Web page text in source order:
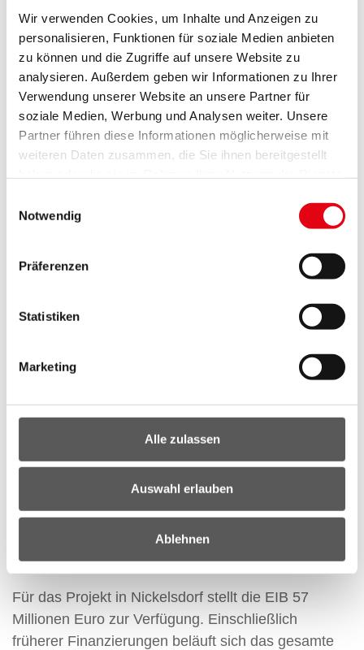
Wir verwenden Cookies, um Inhalte und Anzeigen zu
personalisieren, Funktionen für soziale Medien anbieten
zu können und die Zugriffe auf unsere Website zu
analysieren. Außerdem geben wir Informationen zu Ihrer
Verwendung unserer Website an unsere Partner für
soziale Medien, Werbung und Analysen weiter. Unsere
Partner führen diese Informationen möglicherweise mit
weiteren Daten zusammen, die Sie ihnen bereitgestellt
Notwendig
Präferenzen
Statistiken
Marketing
Alle zulassen
Auswahl erlauben
Ablehnen
„Mit Projekten wie diesem treten wir in die nächste
Phase der Energiewende ein. Es geht nicht mehr
nur darum, mehr erneuerbare Energie zu erzeugen,
sondern sie auch intelligent in unser Stromsystem
zu integrieren. Speicher spielen dabei eine
Schlüsselrolle. Sie erhöhen die
Versorgungssicherheit, entlasten die Netze und
Als Bundesregierung setzen wir alles daran, dass
passen. Mit dem Elektrizitätswirtschaftsgesetz
haben wir bereits einen wesentlichen Baustein
Beschleunigungsgesetz und die Weiterentwicklung
daran an und sollen dafür sorgen, dass solche
wirtschaftlich sinnvoll umgesetzt werden können.
Mein Dank gilt PÜSPÖK, der Europäischen
zeigen, wie Energiewende, Innovation und
Wettbewerbsfähigkeit erfolgreich
zusammenspielen“, so Energie-Staatssekretärin
Elisabeth Zehetner.
Für das Projekt in Nickelsdorf stellt die EIB 57
Millionen Euro zur Verfügung. Einschließlich
früherer Finanzierungen beläuft sich das gesamte